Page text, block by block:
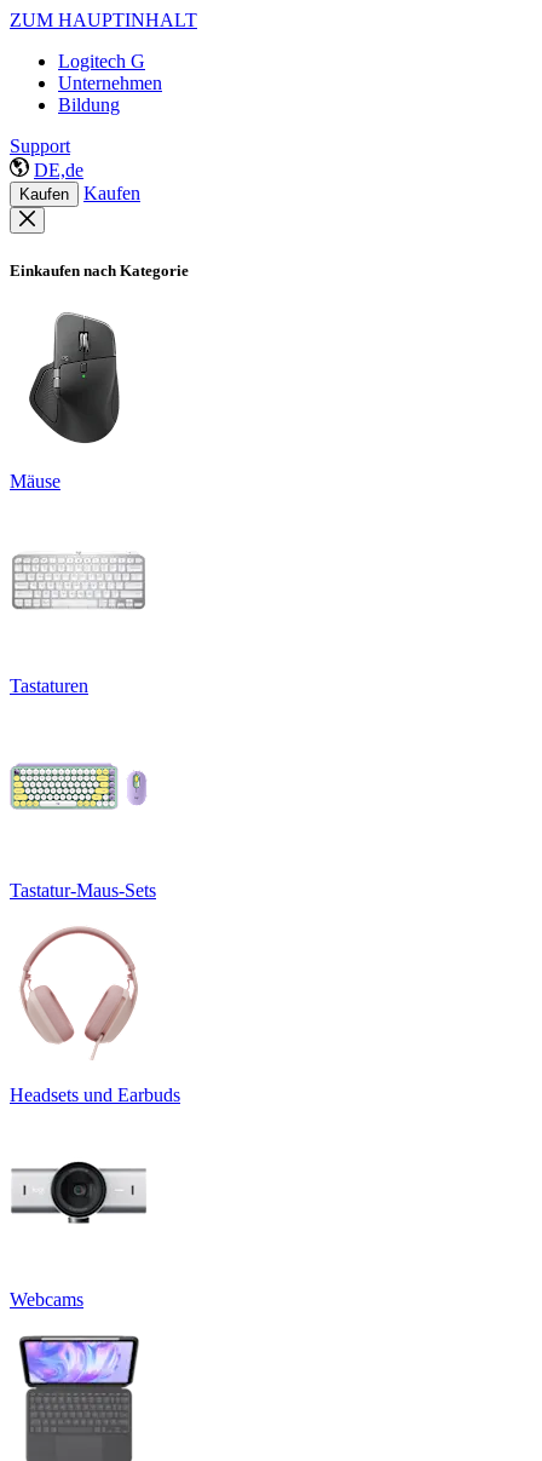
ZUM HAUPTINHALT
Logitech G
Unternehmen
Bildung
Support
DE,de
Kaufen Kaufen
Einkaufen nach Kategorie
Mäuse
Tastaturen
Tastatur-Maus-Sets
Headsets und Earbuds
Webcams